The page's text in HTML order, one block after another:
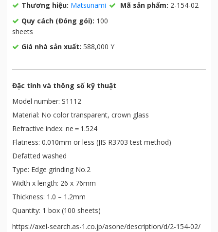
Thương hiệu: Matsunami Mã sản phẩm: 2-154-02
Quy cách (Đóng gói): 100
sheets
Giá nhà sản xuất: 588,000 ¥
Đặc tính và thông số kỹ thuật
Model number: S1112
Material: No color transparent, crown glass
Refractive index: ne＝1.524
Flatness: 0.010mm or less (JIS R3703 test method)
Defatted washed
Type: Edge grinding No.2
Width x length: 26 x 76mm
Thickness: 1.0 – 1.2mm
Quantity: 1 box (100 sheets)
https://axel-search.as-1.co.jp/asone/description/d/2-154-02/